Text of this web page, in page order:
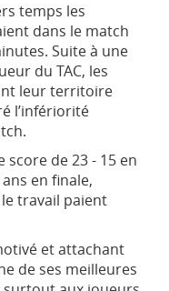
temps les
dans le match
Suite à une
du TAC, les
leur territoire
l’infériorité
de 23 - 15 en
en finale,
travail paient
et attachant
de ses meilleures